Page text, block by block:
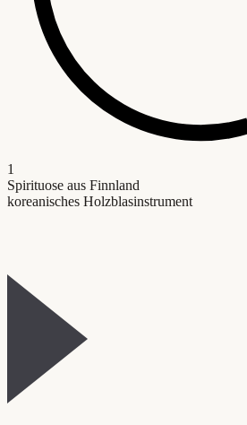
1
Spirituose aus Finnland
koreanisches Holzblasinstrument